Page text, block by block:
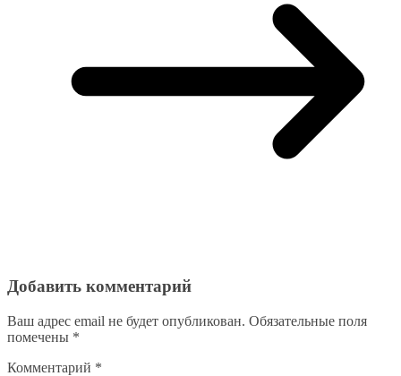
Добавить комментарий
Ваш адрес email не будет опубликован. Обязательные поля
помечены *
Комментарий *